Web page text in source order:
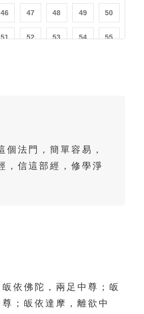
46 47 48 49 50
51 52 53 54 55
101 102 103 104 105
107 108 109 110
法門，簡單容易，
，信這部經，修學淨
依佛陀，兩足中尊；皈
；皈依達摩，離欲中